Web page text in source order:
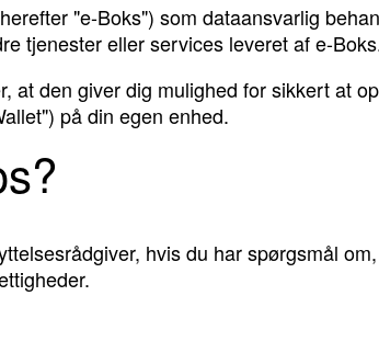
"e-Boks") som dataansvarlig
tjenester eller services leveret af e-
at den giver dig mulighed for sikkert at
på din egen enhed.
hvis du har spørgsmål